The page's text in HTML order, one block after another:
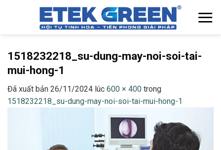
1518232218_su-dung-may-noi-soi-tai-
mui-hong-1
Đã xuất bản 26/11/2024 lúc 600 × 400 trong
1518232218_su-dung-may-noi-soi-tai-mui-hong-1